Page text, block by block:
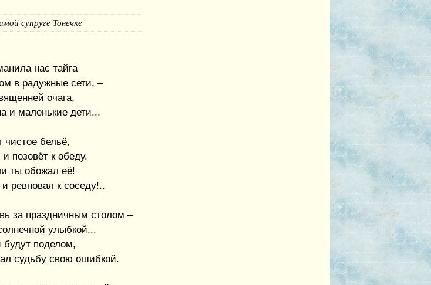
супруге Тонечке
нас тайга
в радужные сети, –
очага,
и маленькие дети...
чистое бельё,
и позовёт к обеду.
ты обожал её!
и ревновал к соседу!..
за праздничным столом –
улыбкой...
будут поделом,
судьбу свою ошибкой.